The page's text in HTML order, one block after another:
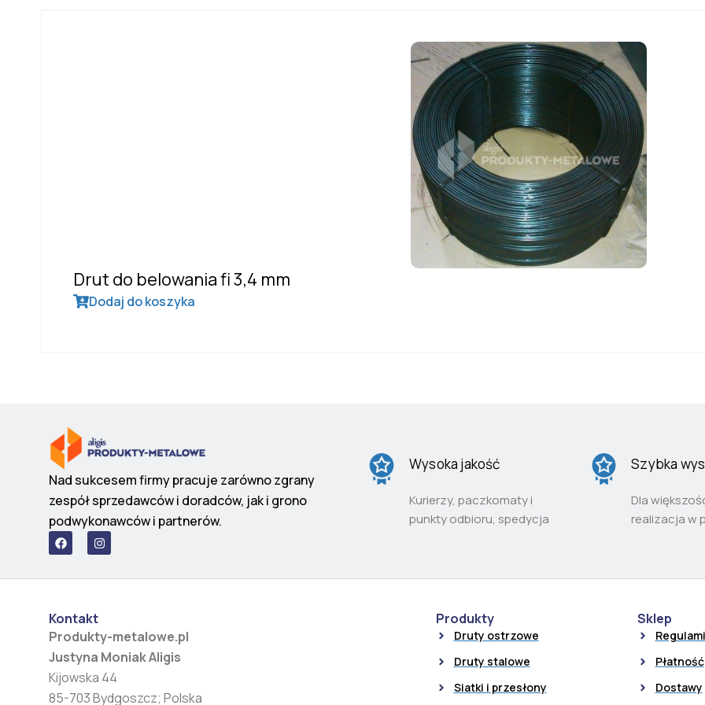
Drut do belowania fi 3,4 mm
Dodaj do koszyka
Nad sukcesem firmy pracuje zarówno zgrany
zespół sprzedawców i doradców, jak i grono
podwykonawców i partnerów.
F
a
c
b
k
I
n
s
a
a
m
Wysoka jakość
Kurierzy, paczkomaty i
punkty odbioru, spedycja
Szybka
Dla
realizacja w
Kontakt
Produkty-metalowe.pl
Justyna Moniak Aligis
Kijowska 44
85-703 Bydgoszcz; Polska
Produkty
Druty ostrzowe
Druty stalowe
Siatki i przesłony
Sklep
Płatność
Dostawy